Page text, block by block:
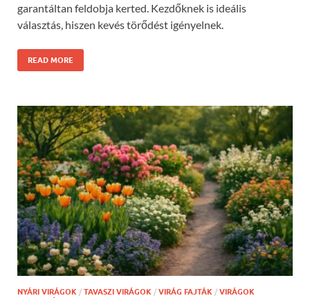
garantáltan feldobja kerted. Kezdőknek is ideális
választás, hiszen kevés törődést igényelnek.
READ MORE
NYÁRI VIRÁGOK / TAVASZI VIRÁGOK / VIRÁG FAJTÁK / VIRÁGOK